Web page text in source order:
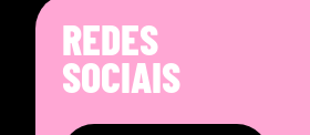
REDES
SOCIAIS